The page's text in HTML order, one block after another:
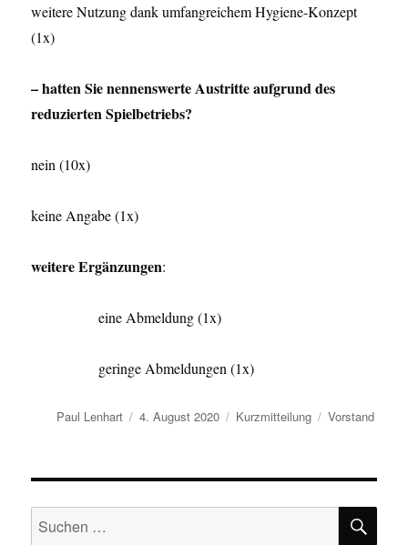
weitere Nutzung dank umfangreichem Hygiene-Konzept
(1x)
– hatten Sie nennenswerte Austritte aufgrund des
reduzierten Spielbetriebs?
nein (10x)
keine Angabe (1x)
weitere Ergänzungen:
eine Abmeldung (1x)
geringe Abmeldungen (1x)
Autor
Paul Lenhart
Veröffentlicht
4. August 2020 Format
Kurzmitteilung Kategorien
Vorstand
Suchen